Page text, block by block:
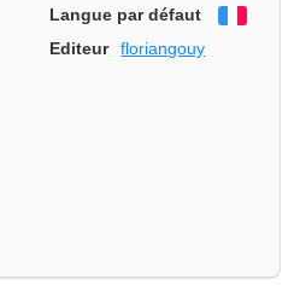
Langue par défaut
Editeur
floriangouy